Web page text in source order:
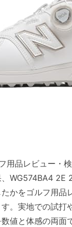
天候対応の実力
リップ：安定感と
：長期使用で見え
メリットのまと
（プレースタイ
メリット（率直
選び方：サイズ
ル
の基本と具体的チ
用品レビュー・
WG574BA4 2E
かをゴルフ用品
。実地での試打
値と体感の両面